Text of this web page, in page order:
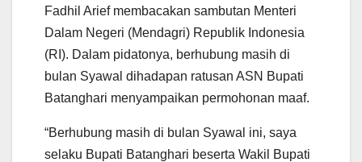
Fadhil Arief membacakan sambutan Menteri
Dalam Negeri (Mendagri) Republik Indonesia
(RI). Dalam pidatonya, berhubung masih di
bulan Syawal dihadapan ratusan ASN Bupati
Batanghari menyampaikan permohonan maaf.
“Berhubung masih di bulan Syawal ini, saya
selaku Bupati Batanghari beserta Wakil Bupati